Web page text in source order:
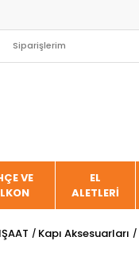
Siparişlerim
VE
EL
ALETLERİ
Kapı Aksesuarları